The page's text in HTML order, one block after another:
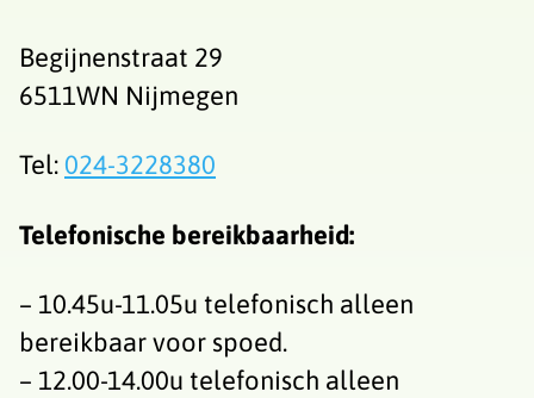
Begijnenstraat 29
6511WN Nijmegen
Tel: 024-3228380
Telefonische bereikbaarheid:
– 10.45u-11.05u telefonisch alleen
bereikbaar voor spoed.
– 12.00-14.00u telefonisch alleen